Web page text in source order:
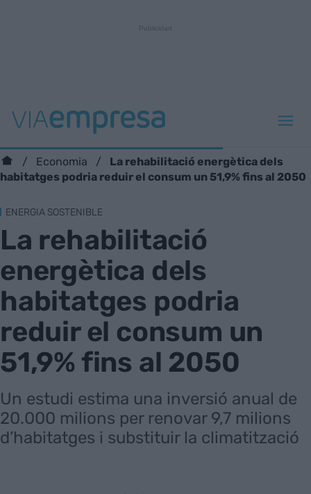
Economia
La rehabilitació energètica dels
habitatges podria reduir el consum un 51,9% fins al 2050
ENERGIA SOSTENIBLE
La rehabilitació
energètica dels
habitatges podria
reduir el consum un
51,9% fins al 2050
Un estudi estima una inversió anual de
20.000 milions per renovar 9,7 milions
d’habitatges i substituir la climatització